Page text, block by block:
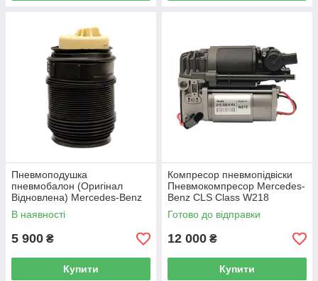
Пневмоподушка
пневмобалон (Оригінал
Відновлена) Mercedes-Benz
CLS Class W218 (задня
права)
В наявності
5 900 ₴
Купити
Компресор пневмопідвіски
Пневмокомпресор Mercedes-
Benz CLS Class W218
Готово до відправки
12 000 ₴
Купити